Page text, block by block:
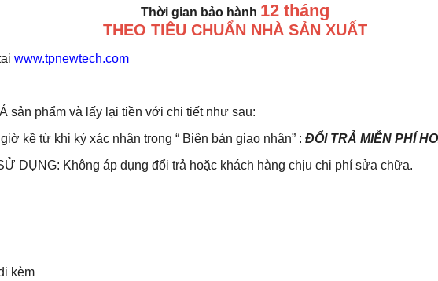
Thời gian bảo hành 12 tháng
THEO TIÊU CHUẨN NHÀ SẢN XUẤT
www.tpnewtech.com
sản phẩm và lấy lại tiền với chi tiết như sau:
kề từ khi ký xác nhận trong “ Biên bản giao nhận” : ĐỔI TRẢ MIỄN PHÍ
DỤNG: Không áp dụng đổi trả hoặc khách hàng chịu chi phí sửa chữa.
kèm